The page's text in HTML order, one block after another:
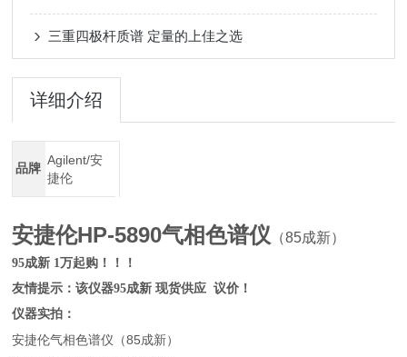
三重四极杆质谱 定量的上佳之选
详细介绍
品牌
Agilent/安
捷伦
安捷伦HP-5890气相色谱仪 （85成新）
95成新 1万起购！！！
友情提示：该仪器95成新 现货供应 议价！
仪器实拍：
安捷伦气相色谱仪（85成新）